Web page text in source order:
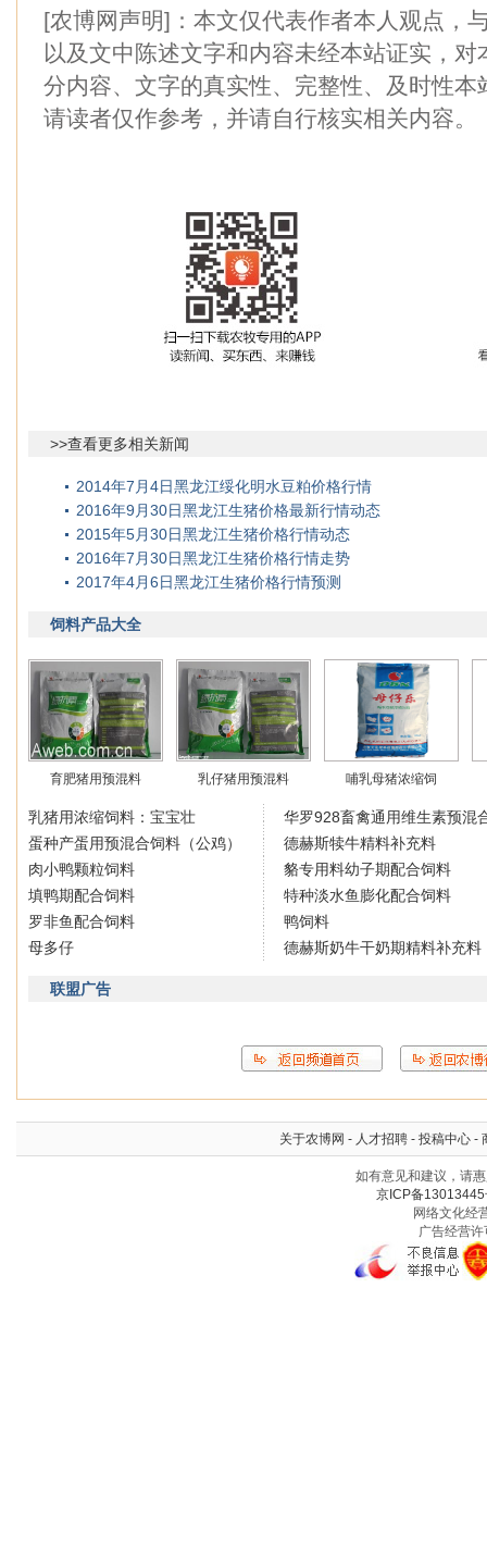
[农博网声明]：本文仅代表作者本人观点，
以及文中陈述文字和内容未经本站证实，
分内容、文字的真实性、完整性、及时性
请读者仅作参考，并请自行核实相关内容。
>>查看更多相关新闻
2014年7月4日黑龙江绥化明水豆粕价格行情
2016年9月30日黑龙江生猪价格最新行情动态
2015年5月30日黑龙江生猪价格行情动态
2016年7月30日黑龙江生猪价格行情走势
2017年4月6日黑龙江生猪价格行情预测
饲料产品大全
育肥猪用预混料 乳仔猪用预混料 哺乳母猪浓缩饲
乳猪用浓缩饲料：宝宝壮
蛋种产蛋用预混合饲料（公鸡）
肉小鸭颗粒饲料
填鸭期配合饲料
罗非鱼配合饲料
母多仔
华罗928畜禽通用维生素预混
德赫斯犊牛精料补充料
貉专用料幼子期配合饲料
特种淡水鱼膨化配合饲料
鸭饲料
德赫斯奶牛干奶期精料补充料
联盟广告
关于农博网 - 人才招聘 - 投稿中心 -
如有意见和建议，请
京ICP备13013445
网络文化经
广告经营